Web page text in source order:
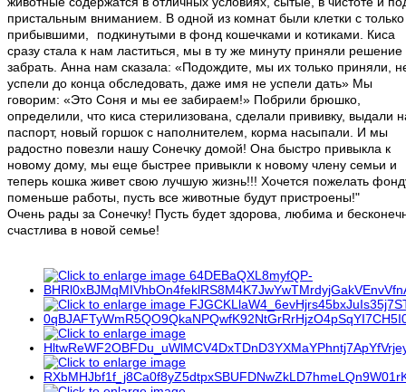
пристальным вниманием. В одной из комнат были клетки с только
прибывшими,
подкинутыми в фонд кошечками и котиками. Киса
сразу стала к нам ластиться, мы в ту же минуту приняли решение
забрать. Анна нам сказала: «Подождите, мы их только приняли,
успели до конца обследовать, даже имя не успели дать» Мы
говорим: «Это Соня и мы ее забираем!» Побрили брюшко,
определили, что киса стерилизована, сделали прививку, выдали
паспорт, новый горшок с наполнителем, корма насыпали. И мы
радостно повезли нашу Сонечку домой! Она быстро привыкла к
новому дому, мы еще быстрее привыкли к новому члену семьи и
теперь кошка живет свою лучшую жизнь!!! Хочется пожелать
поменьше работы, пусть все животные будут пристроены!"
Очень рады за Сонечку! Пусть будет здорова, любима и
счастлива в новой семье!